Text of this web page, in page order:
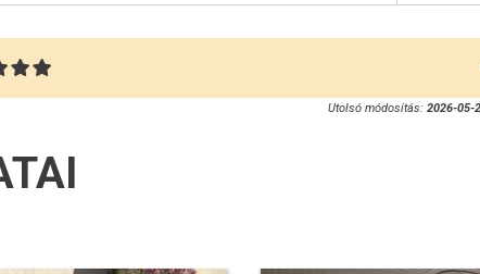
Utolsó módosítás: 2026-05-